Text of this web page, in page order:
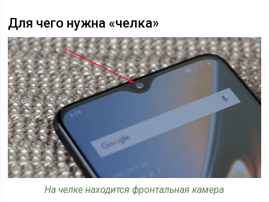
Для чего нужна «челка»
На челке находится фронтальная камера